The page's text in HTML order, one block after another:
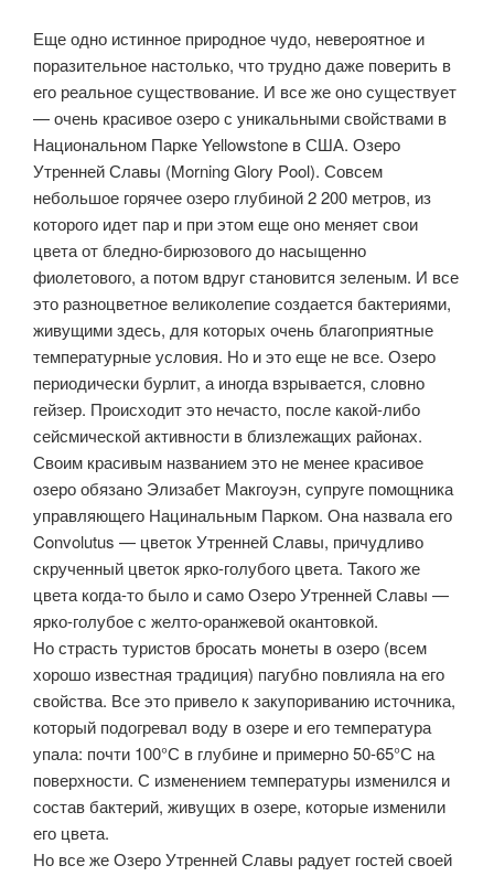
Еще одно истинное природное чудо, невероятное и
поразительное настолько, что трудно даже поверить в
его реальное существование. И все же оно существует
— очень красивое озеро с уникальными свойствами в
Национальном Парке Yellowstone в США. Озеро
Утренней Славы (Morning Glory Pool). Совсем
небольшое горячее озеро глубиной 2 200 метров, из
которого идет пар и при этом еще оно меняет свои
цвета от бледно-бирюзового до насыщенно
фиолетового, а потом вдруг становится зеленым. И все
это разноцветное великолепие создается бактериями,
живущими здесь, для которых очень благоприятные
температурные условия. Но и это еще не все. Озеро
периодически бурлит, а иногда взрывается, словно
гейзер. Происходит это нечасто, после какой-либо
сейсмической активности в близлежащих районах.
Своим красивым названием это не менее красивое
озеро обязано Элизабет Макгоуэн, супруге помощника
управляющего Нацинальным Парком. Она назвала его
Convolutus — цветок Утренней Славы, причудливо
скрученный цветок ярко-голубого цвета. Такого же
цвета когда-то было и само Озеро Утренней Славы —
ярко-голубое с желто-оранжевой окантовкой.
Но страсть туристов бросать монеты в озеро (всем
хорошо известная традиция) пагубно повлияла на его
свойства. Все это привело к закупориванию источника,
который подогревал воду в озере и его температура
упала: почти 100°С в глубине и примерно 50-65°С на
поверхности. С изменением температуры изменился и
состав бактерий, живущих в озере, которые изменили
его цвета.
Но все же Озеро Утренней Славы радует гостей своей